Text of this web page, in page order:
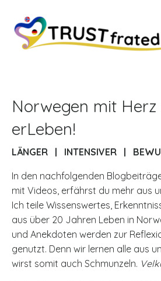
Norwegen mit
erLeben!
LÄNGER | INTENSIVER |
In den nachfolgenden
mit Videos, erfährst du mehr aus
Ich teile Wissenswertes,
aus über 20 Jahren Leben in
und Anekdoten werden zur
genutzt. Denn wir lernen alle aus
wirst somit auch Schmunzeln.